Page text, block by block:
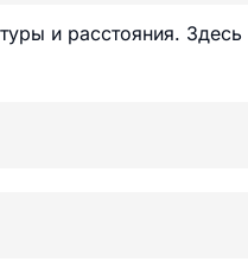
и расстояния. Здесь